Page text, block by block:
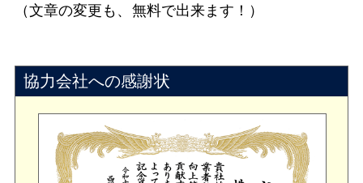
（文章の変更も、無料で出来ます！）
協力会社への感謝状